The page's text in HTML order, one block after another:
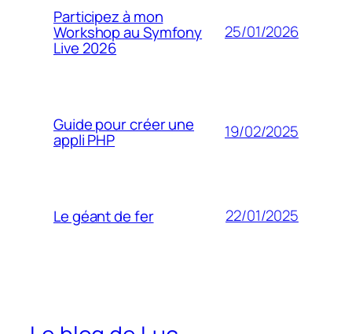
Participez à mon
Workshop au Symfony
Live 2026
25/01/2026
Guide pour créer une
appli PHP 19/02/2025
Le géant de fer 22/01/2025